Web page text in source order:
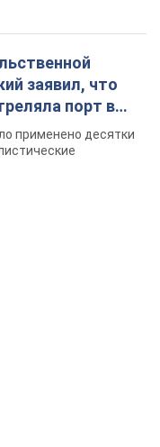
заявил, что
порт в
применено десятки